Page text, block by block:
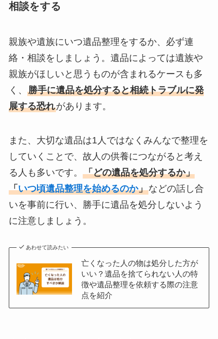
相談をする
親族や遺族にいつ遺品整理をするか、必ず連
絡・相談をしましょう。遺品によっては遺族や
親族がほしいと思うものが含まれるケースも多
く、 勝手に遺品を処分すると相続トラブルに発
展する恐れがあります。
また、大切な遺品は1人ではなくみんなで整理を
していくことで、故人の供養につながると考え
る人も多いです。 「どの遺品を処分するか」
「いつ頃遺品整理を始めるのか」などの話し合
いを事前に行い、勝手に遺品を処分しないよう
に注意しましょう。
あわせて読みたい
亡くなった人の物は処分した方が
いい？遺品を捨てられない人の特
徴や遺品整理を依頼する際の注意
点を紹介